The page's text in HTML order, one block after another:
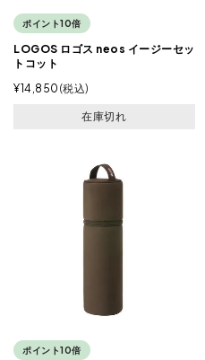
ポイント10倍
LOGOS ロゴス neos イージーセッ
トコット
¥14,850 税込
在庫切れ
ポイント10倍